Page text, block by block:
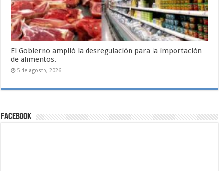
El Gobierno amplió la desregulación para la importación
de alimentos.
5 de agosto, 2026
Facebook